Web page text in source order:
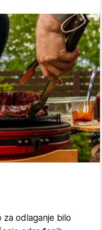
za odlaganje bilo